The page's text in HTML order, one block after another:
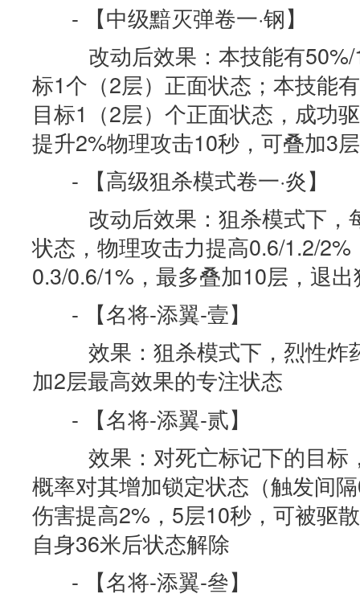
- 【中级黯灭弹卷一·钢】
改动后效果：本技能有50%/
标1个（2层）正面状态；本技能
目标1（2层）个正面状态，成功
提升2%物理攻击10秒，可叠加3层
- 【高级狙杀模式卷一·炎】
改动后效果：狙杀模式下，
状态，物理攻击力提高0.6/1.2/
0.3/0.6/1%，最多叠加10层，退
- 【名将-添翼-壹】
效果：狙杀模式下，烈性炸
加2层最高效果的专注状态
- 【名将-添翼-贰】
效果：对死亡标记下的目标
概率对其增加锁定状态（触发间
伤害提高2%，5层10秒，可被驱
自身36米后状态解除
- 【名将-添翼-叄】